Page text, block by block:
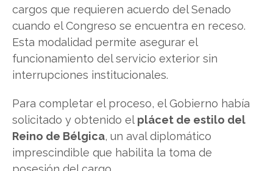
cargos que requieren acuerdo del Senado
cuando el Congreso se encuentra en receso.
Esta modalidad permite asegurar el
funcionamiento del servicio exterior sin
interrupciones institucionales.
Para completar el proceso, el Gobierno había
solicitado y obtenido el plácet de estilo del
Reino de Bélgica, un aval diplomático
imprescindible que habilita la toma de